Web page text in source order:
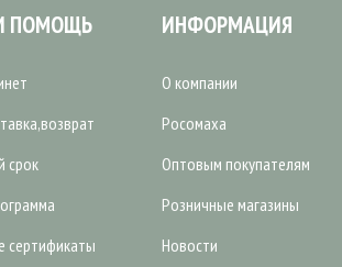
ПОМОЩЬ
срок
сертификаты
ИНФОРМАЦИЯ
О компании
Росомаха
Оптовым покупателям
Розничные магазины
Новости